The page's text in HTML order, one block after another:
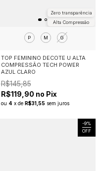
Alta Compressão
Zero transparência
P M G
TOP FEMININO DECOTE U ALTA
COMPRESSÃO TECH POWER
AZUL CLARO
R$145,85
R$119,90 no Pix
ou 4 x de R$31,55 sem juros
-9%
OFF